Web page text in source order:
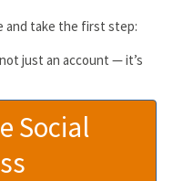
and take the first step:
just an account — it’s
Social